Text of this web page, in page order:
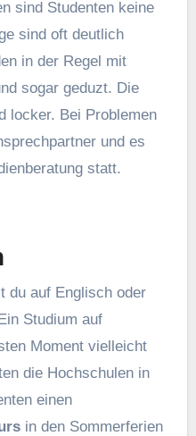
sind Studenten keine
sind oft deutlich
in der Regel mit
sogar geduzt. Die
locker. Bei Problemen
und es
statt.
du auf Englisch oder
Studium auf
Moment vielleicht
die Hochschulen in
einen
in den Sommerferien